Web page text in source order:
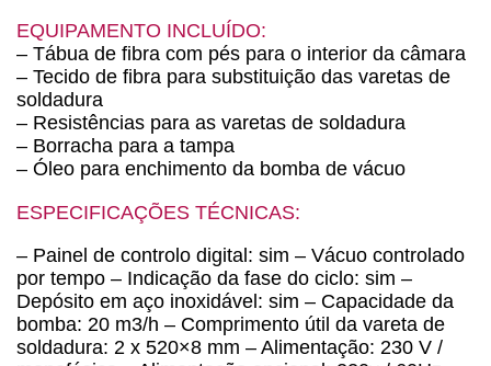
EQUIPAMENTO INCLUÍDO:
– Tábua de fibra com pés para o interior da câmara
– Tecido de fibra para substituição das varetas de
soldadura
– Resistências para as varetas de soldadura
– Borracha para a tampa
– Óleo para enchimento da bomba de vácuo
ESPECIFICAÇÕES TÉCNICAS:
– Painel de controlo digital: sim – Vácuo controlado
por tempo – Indicação da fase do ciclo: sim –
Depósito em aço inoxidável: sim – Capacidade da
bomba: 20 m3/h – Comprimento útil da vareta de
soldadura: 2 x 520×8 mm – Alimentação: 230 V /